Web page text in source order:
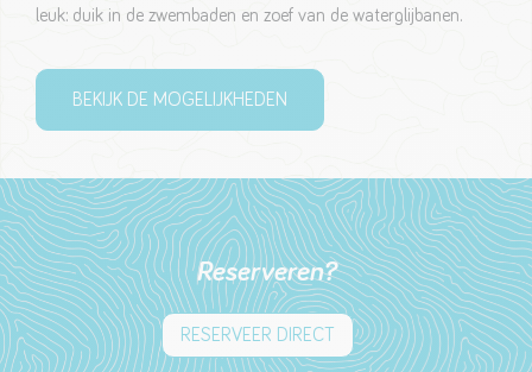
leuk: duik in de zwembaden en zoef van de waterglijbanen.
BEKIJK DE MOGELIJKHEDEN
Reserveren?
RESERVEER DIRECT